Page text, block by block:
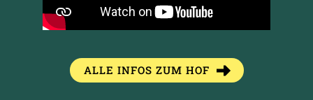
ALLE INFOS ZUM HOF